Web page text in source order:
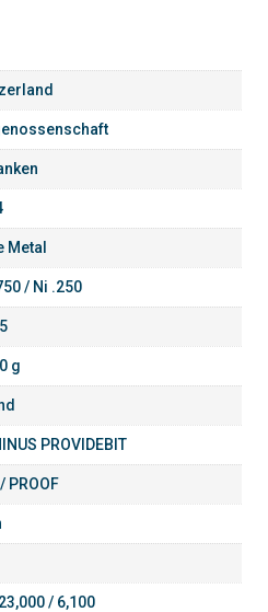
Metal
/ Ni .250
g
PROVIDEBIT
PROOF
/ 6,100